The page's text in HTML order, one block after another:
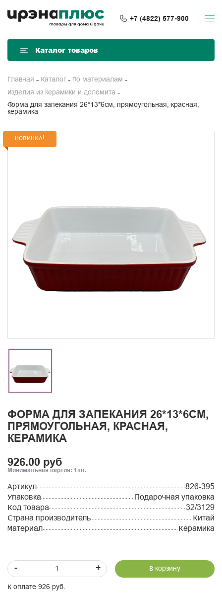
+7 (4822) 577-900
Каталог товаров
Главная Каталог По материалам
Изделия из керамики и доломита
Форма для запекания 26*13*6см, прямоугольная, красная,
керамика
НОВИНКА!
ФОРМА ДЛЯ ЗАПЕКАНИЯ 26*13*6СМ,
ПРЯМОУГОЛЬНАЯ, КРАСНАЯ,
КЕРАМИКА
926.00 руб
Минимальная партия: 1шт.
Артикул
826-395
Упаковка
Подарочная упаковка
Код товара
32/3129
Страна производитель
Китай
Материал
Керамика
- + В корзину
К оплате 926 руб.